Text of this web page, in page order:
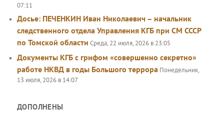
07:11
Досье: ПЕЧЕНКИН Иван Николаевич – начальник
следственного отдела Управления КГБ при СМ СССР
по Томской области Среда, 22 июля, 2026 в 23:05
Документы КГБ с грифом «совершенно секретно»
работе НКВД в годы Большого террора Понедельник,
13 июля, 2026 в 14:07
ДОПОЛНЕНЫ